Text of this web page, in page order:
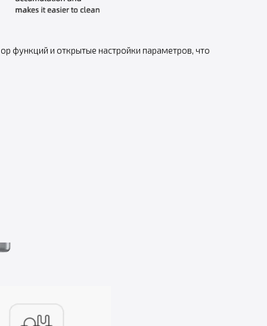
функций и открытые настройки параметров, что